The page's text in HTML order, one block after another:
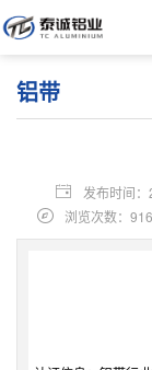
铝带
发布时间
浏览次数：